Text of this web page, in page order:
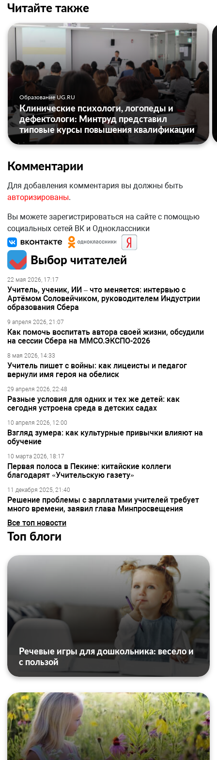
Читайте также
Образование UG.RU
Клинические психологи, логопеды и
дефектологи: Минтруд представил
типовые курсы повышения квалификации
Комментарии
Для добавления комментария вы должны быть
авторизированы.
Вы можете зарегистрироваться на сайте с помощью
социальных сетей ВК и Одноклассники
Выбор читателей
22 мая 2026, 17:17
Учитель, ученик, ИИ – что меняется: интервью с
Артёмом Соловейчиком, руководителем Индустрии
образования Сбера
9 апреля 2026, 21:07
Как помочь воспитать автора своей жизни, обсудили
на сессии Сбера на ММСО.ЭКСПО-2026
8 мая 2026, 14:33
Учитель пишет с войны: как лицеисты и педагог
вернули имя героя на обелиск
29 апреля 2026, 22:48
Разные условия для одних и тех же детей: как
сегодня устроена среда в детских садах
10 апреля 2026, 12:00
Взгляд зумера: как культурные привычки влияют на
обучение
10 марта 2026, 18:17
Первая полоса в Пекине: китайские коллеги
благодарят «Учительскую газету»
11 декабря 2025, 21:40
Решение проблемы с зарплатами учителей требует
много времени, заявил глава Минпросвещения
Все топ новости
Топ блоги
Речевые игры для дошкольника: весело и
с пользой